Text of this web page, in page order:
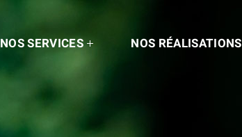
NOS SERVICES NOS RÉALISATIONS